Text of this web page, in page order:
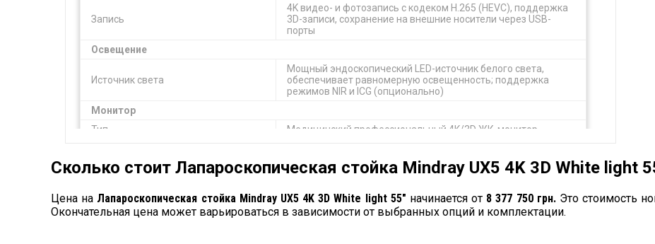
Запись
4K видео- и фотозапись с кодеком H.265 (HEVC), поддержка
3D-записи, сохранение на внешние носители через USB-
порты
Освещение
Источник света
Мощный эндоскопический LED-источник белого света,
обеспечивает равномерную освещенность; поддержка
режимов NIR и ICG (опционально)
Монитор
Тип
Медицинский профессиональный 4K/3D ЖК-монитор
Инсуфлятор
Производительность 50 л/мин
Подогрев газа, эвакуация дыма, стабильное поддержание
Сколько стоит Лапароскопическая стойка Mindray UX5 4K 3D White light
Цена на Лапароскопическая стойка Mindray UX5 4K 3D White light 55″ начинается от 8 377 750 грн.Это стоимость
Окончательная цена может варьироваться в зависимости от выбранных опций и комплектации.